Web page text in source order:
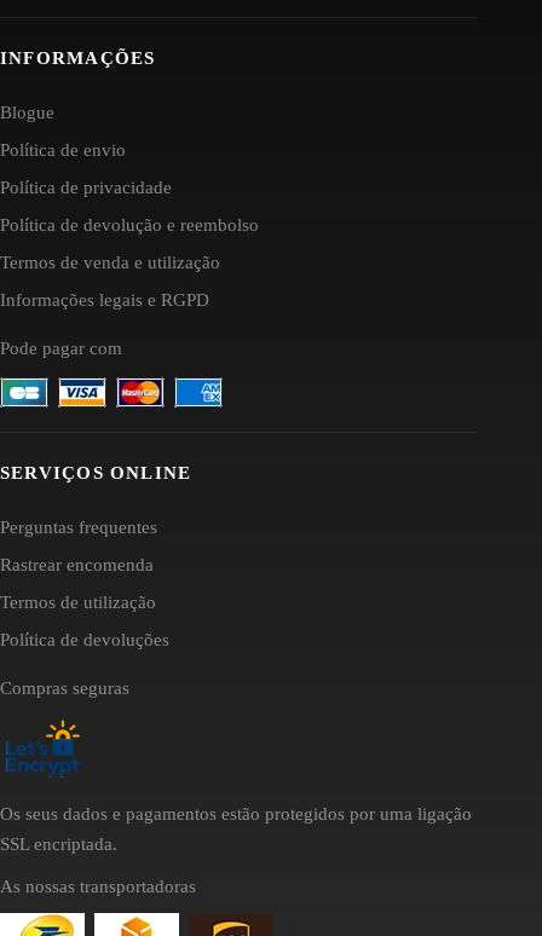
INFORMAÇÕES
Blogue
Política de envio
Política de privacidade
Política de devolução e reembolso
Termos de venda e utilização
Informações legais e RGPD
Pode pagar com
SERVIÇOS ONLINE
Perguntas frequentes
Rastrear encomenda
Termos de utilização
Política de devoluções
Compras seguras
Os seus dados e pagamentos estão protegidos por uma ligação
SSL encriptada.
As nossas transportadoras